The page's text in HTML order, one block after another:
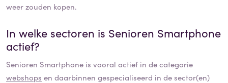
weer zouden kopen.
In welke sectoren is Senioren Smartphone
actief?
Senioren Smartphone is vooral actief in de categorie
webshops en daarbinnen gespecialiseerd in de sector(en)